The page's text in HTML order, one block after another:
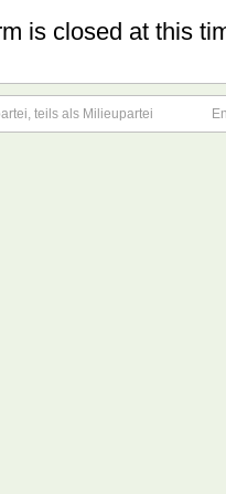
is closed at this
teils als Milieupartei